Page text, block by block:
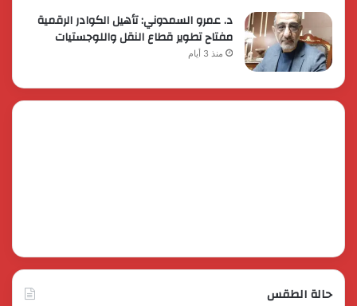
د. عمرو السمدوني: تأهيل الكوادر الرقمية
مفتاح تطوير قطاع النقل واللوجستيات
منذ 3 أيام
حالة الطقس